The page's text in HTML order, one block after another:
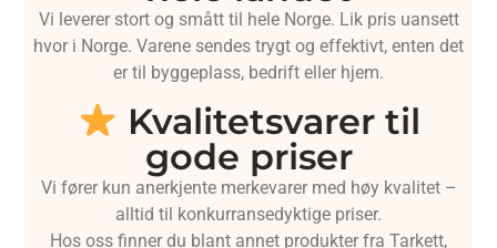
Vi leverer stort og smått til hele Norge. Lik pris uansett
hvor i Norge. Varene sendes trygt og effektivt, enten det
er til byggeplass, bedrift eller hjem.
Kvalitetsvarer til
gode priser
Vi fører kun anerkjente merkevarer med høy kvalitet –
alltid til konkurransedyktige priser.
Hos oss finner du blant annet produkter fra Tarkett,